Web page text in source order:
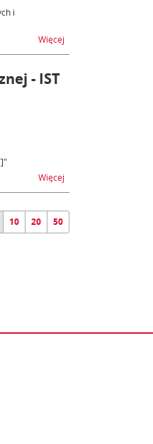
i
Więcej
- IST
Więcej
10 20 50
się w nowym oknie